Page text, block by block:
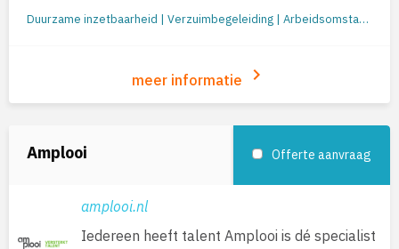
Duurzame inzetbaarheid | Verzuimbegeleiding | Arbeidsomstandigheden (o.a. RI&E en werkplekonderzoek) | Preventie/gezondheid | Re-integratie: begeleiding naar werk | Re-integratie tweede spoor | Outplacement | Loopbaanbegeleiding | Loopbaanontwikkeling | Mobiliteit
meer informatie keyboard_arrow_right
Amplooi Offerte aanvraag
amplooi.nl
Iedereen heeft talent Amplooi is dé specialist